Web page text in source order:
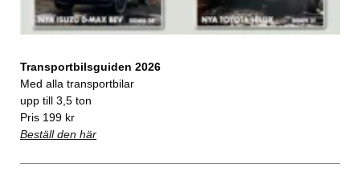
Transportbilsguiden 2026
Med alla transportbilar
upp till 3,5 ton
Pris 199 kr
Beställ den här